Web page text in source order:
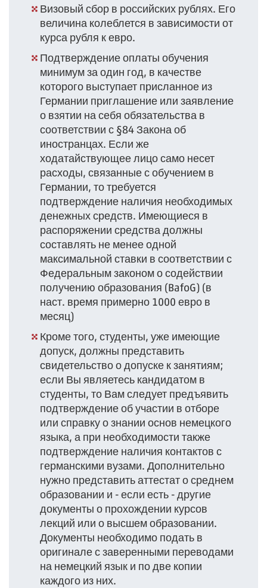
Визовый сбор в российских рублях. Его
величина колеблется в зависимости от
курса рубля к евро.
Подтверждение оплаты обучения
минимум за один год, в качестве
которого выступает присланное из
Германии приглашение или заявление
о взятии на себя обязательства в
соответствии с §84 Закона об
иностранцах. Если же
ходатайствующее лицо само несет
расходы, связанные с обучением в
Германии, то требуется
подтверждение наличия необходимых
денежных средств. Имеющиеся в
распоряжении средства должны
составлять не менее одной
максимальной ставки в соответствии с
Федеральным законом о содействии
получению образования (BafoG) (в
наст. время примерно 1000 евро в
месяц)
Кроме того, студенты, уже имеющие
допуск, должны представить
свидетельство о допуске к занятиям;
если Вы являетесь кандидатом в
студенты, то Вам следует предъявить
подтверждение об участии в отборе
или справку о знании основ немецкого
языка, а при необходимости также
подтверждение наличия контактов с
германскими вузами. Дополнительно
нужно представить аттестат о среднем
образовании и - если есть - другие
документы о прохождении курсов
лекций или о высшем образовании.
Документы необходимо подать в
оригинале с заверенными переводами
на немецкий язык и по две копии
каждого из них.